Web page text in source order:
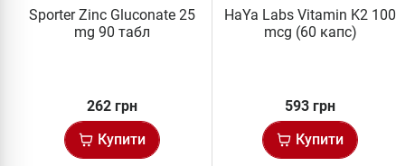
Sporter Zinc Gluconate 25
mg 90 табл
262 грн
Купити
HaYa Labs Vitamin K2 100
mcg (60 капс)
593 грн
Купити